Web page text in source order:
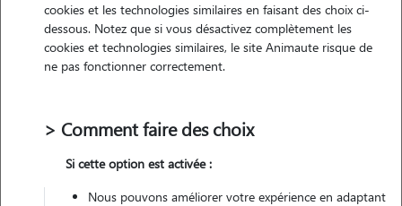
Non véhiculé
cookies et les technologies similaires en faisant des choix ci-
dessous. Notez que si vous désactivez complètement les
cookies et technologies similaires, le site Animaute risque de
ne pas fonctionner correctement.
> Comment faire des choix
Si cette option est activée :
Nous pouvons améliorer votre expérience en adaptant